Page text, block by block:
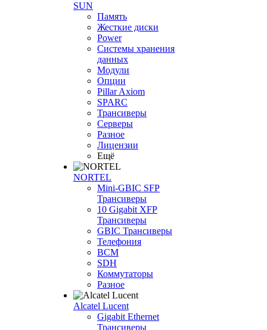
SUN
Память
Жесткие диски
Power
Системы хранения
данных
Модули
Опции
Pillar Axiom
SPARC
Трансиверы
Серверы
Разное
Лицензии
Ещё
NORTEL
Mini-GBIC SFP
Трансиверы
10 Gigabit XFP
Трансиверы
GBIC Трансиверы
Телефония
BCM
SDH
Коммутаторы
Разное
Alcatel Lucent
Gigabit Ethernet
Трансиверы